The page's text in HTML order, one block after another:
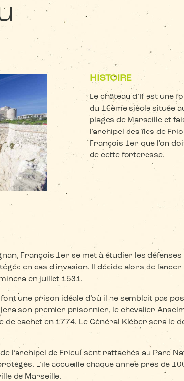
HISTOIRE
Le château d’If est une
du 16ème siècle située
plages de Marseille et
l’archipel des îles de
François 1er que l'on
de cette forteresse.
François 1er se met à étudier les défenses
en cas d’invasion. Il décide alors de
en juillet 1531.
une prison idéale d’où il ne semblait pas
son premier prisonnier, le chevalier
cachet en 1774. Le Général Kléber sera le
de l’archipel de Frioul sont rattachés au Parc
L’île accueille chaque année près de
de Marseille.